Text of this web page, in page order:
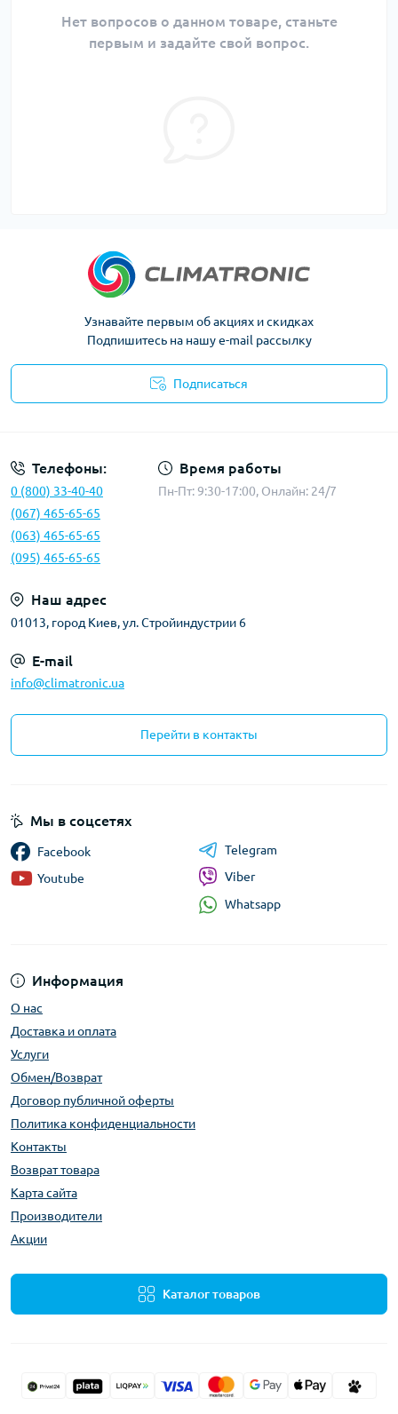
Нет вопросов о данном товаре, станьте
первым и задайте свой вопрос.
Узнавайте первым об акциях и скидках
Подпишитесь на нашу e-mail рассылку
Подписаться
Телефоны:
0 (800) 33-40-40
(067) 465-65-65
(063) 465-65-65
(095) 465-65-65
Время работы
Пн-Пт: 9:30-17:00, Онлайн: 24/7
Наш адрес
01013, город Киев, ул. Стройиндустрии 6
E-mail
info@climatronic.ua
Перейти в контакты
Информация
О нас
Доставка и оплата
Услуги
Обмен/Возврат
Договор публичной оферты
Политика конфиденциальности
Контакты
Возврат товара
Карта сайта
Производители
Акции
Каталог товаров
Мы в соцсетях
Facebook
Youtube
Telegram
Viber
Whatsapp